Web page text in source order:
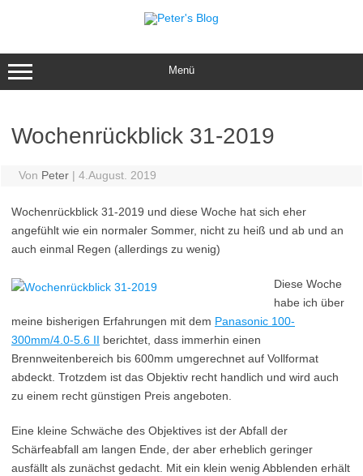
Menü
Wochenrückblick 31-2019
Von Peter | 4.August. 2019
Wochenrückblick 31-2019 und diese Woche hat sich eher
angefühlt wie ein normaler Sommer, nicht zu heiß und ab und an
auch einmal Regen (allerdings zu wenig)
Diese Woche
habe ich über
meine bisherigen Erfahrungen mit dem Panasonic 100-
300mm/4.0-5.6 II berichtet, dass immerhin einen
Brennweitenbereich bis 600mm umgerechnet auf Vollformat
abdeckt. Trotzdem ist das Objektiv recht handlich und wird auch
zu einem recht günstigen Preis angeboten.
Eine kleine Schwäche des Objektives ist der Abfall der
Schärfeabfall am langen Ende, der aber erheblich geringer
ausfällt als zunächst gedacht. Mit ein klein wenig Abblenden erhält